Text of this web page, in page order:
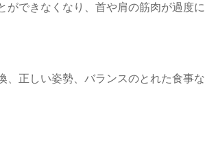
ができなくなり、首や肩の筋肉が過度に
、正しい姿勢、バランスのとれた食事な